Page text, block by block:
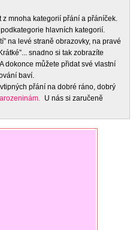
mnoha kategorií přání a přáníček.
hlavních kategorií.
na levé straně obrazovky, na pravé
snadno si tak zobrazíte
dokonce můžete přidat své vlastní
baví.
přání na dobré ráno, dobrý
U nás si zaručeně